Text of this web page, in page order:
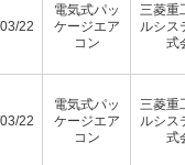
22
電気式パッ
ケージエア
コン
三菱重
ルシス
式
22
電気式パッ
ケージエア
コン
三菱重
ルシス
式